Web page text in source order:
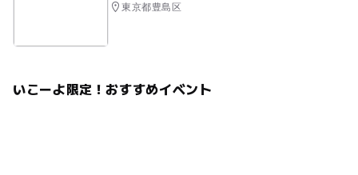
東京都豊島区
いこーよ限定！おすすめイベント